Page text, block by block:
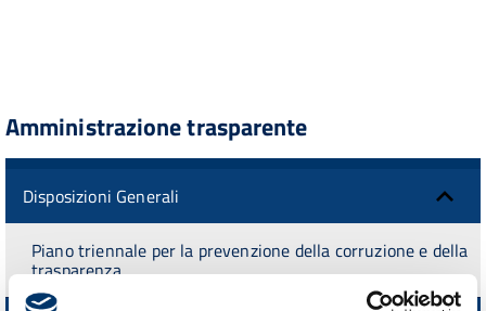
Amministrazione trasparente
Disposizioni Generali
Piano triennale per la prevenzione della corruzione e della
trasparenza